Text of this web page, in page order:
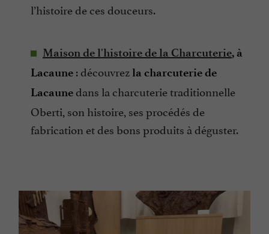
l’histoire de ces douceurs.
Maison de l'histoire de la Charcuterie, à
Lacaune : découvrezla charcuterie de
Lacaunedans la charcuterie traditionnelle
Oberti, son histoire, ses procédés de
fabrication et des bons produits à déguster.